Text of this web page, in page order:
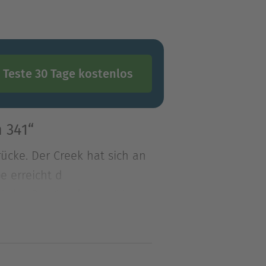
Teste 30 Tage kostenlos
Der Creek hat sich an
erreicht d
erreicht die Brücke an